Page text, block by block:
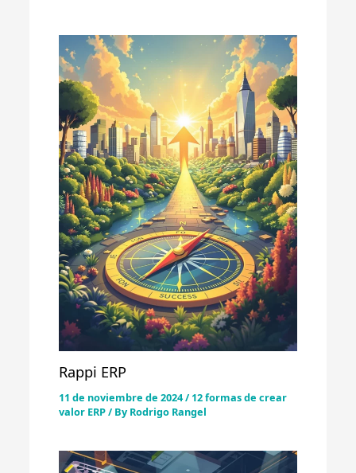
Rappi ERP
11 de noviembre de 2024/ 12 formas de crear
valor ERP/ By Rodrigo Rangel